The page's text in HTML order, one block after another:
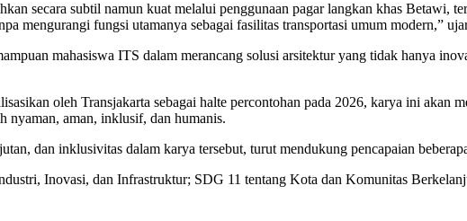
secara subtil namun kuat melalui penggunaan pagar langkan khas Betawi,
mengurangi fungsi utamanya sebagai fasilitas transportasi umum modern,”
mahasiswa ITS dalam merancang solusi arsitektur yang tidak hanya
oleh Transjakarta sebagai halte percontohan pada 2026, karya ini
nyaman, aman, inklusif, dan humanis.
dan inklusivitas dalam karya tersebut, turut mendukung pencapaian
Inovasi, dan Infrastruktur; SDG 11 tentang Kota dan Komunitas